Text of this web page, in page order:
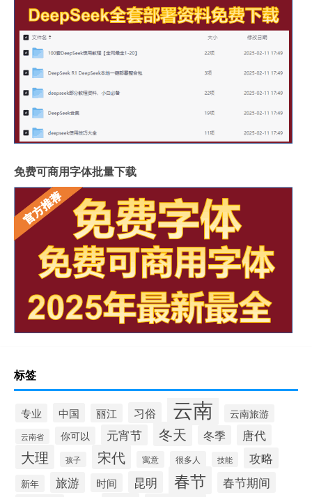
免费可商用字体批量下载
标签
专业 中国 丽江 习俗 云南 云南旅游
云南省 你可以 元宵节 冬天 冬季 唐代
大理 孩子 宋代 寓意 很多人 技能 攻略
新年 旅游 时间 昆明 春节 春节期间